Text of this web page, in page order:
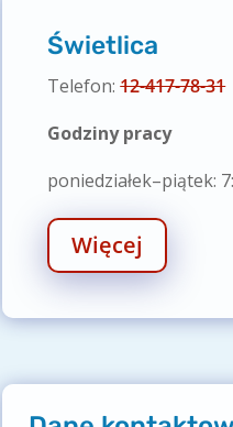
Świetlica
Telefon:12-417-78-31
Godziny pracy
poniedziałek–piątek:
Więcej